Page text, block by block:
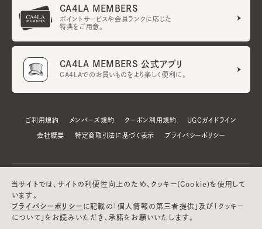
CA4LA MEMBERS
ポイントサービスや会員ランクに応じた
特典をご用意。
CA4LA MEMBERS 公式アプリ
CA4LAでのお買いものをより楽しく便利に。
ご利用規約 メンバーズ規約 クーポン利用規約 UGCガイドライン
会社概要 特定商取引法に基づく表示 プライバシーポリシー
当サイトでは、サイトの利便性向上のため、クッキー(Cookie)を使用して
います。
プライバシーポリシー に記載の「個人情報の第三者提供」及び「クッキー
について」をお読みいただき、承諾をお願いいたします。